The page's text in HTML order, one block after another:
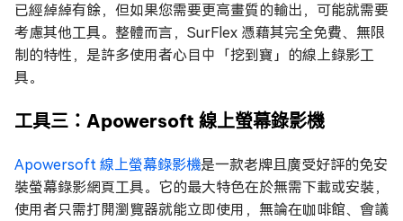
已經綽綽有餘，但如果您需要更高畫質的輸出，可能就需要
考慮其他工具。整體而言，SurFlex 憑藉其完全免費、無限
制的特性，是許多使用者心目中「挖到寶」的線上錄影工
具。
工具三：Apowersoft 線上螢幕錄影機
Apowersoft 線上螢幕錄影機是一款老牌且廣受好評的免安
裝螢幕錄影網頁工具。它的最大特色在於無需下載或安裝，
使用者只需打開瀏覽器就能立即使用，無論在咖啡館、會議